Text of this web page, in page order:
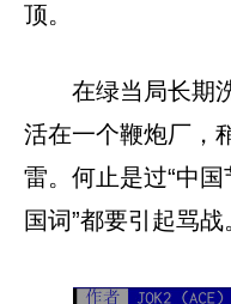
顶。
在绿当局长期
活在一个鞭炮厂，
雷。何止是过“中国
国词”都要引起骂战